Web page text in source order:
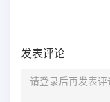
发表评论